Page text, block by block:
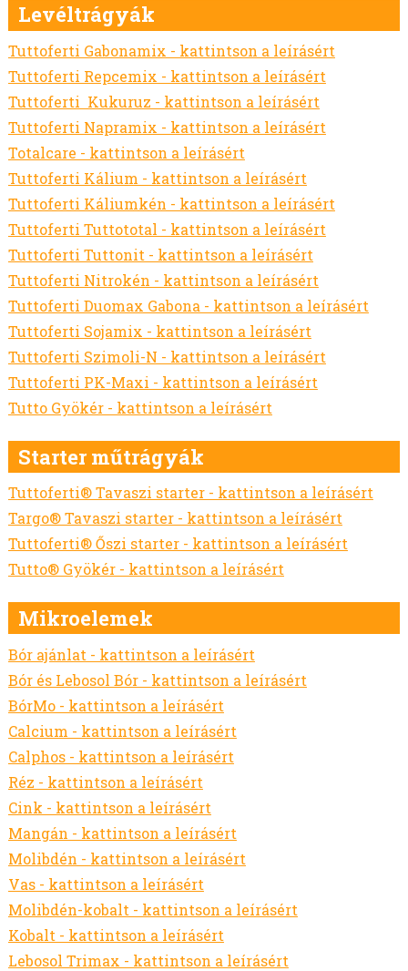
MUSTÁRMAG VETŐMAG
OLAJRETEK VETŐMAG
SOMKÓRÓ VETŐMAG
SZEGLETES LEDNEK
GABONÁK - TAVASZI
GABONÁK - ŐSZI
SZÓJA VETŐMAG
ÉVELŐ ROZS VETŐMAG
REPCE
POHÁNKA/HAJDINA VETŐMAG
GÖRÖGSZÉNA VETŐMAG
CSILLAGFÜRT VETŐMAG
CSICSERIBORSÓ VETŐMAG
LÓBAB VETŐMAG
ŐSZI LENCSE VETŐMAG
OLAJLEN, OLAJTÖK VETŐMAG
FÉNYMAG VETŐMAG
NAPRAFORGÓ VETŐMAG
MÁK VETŐMAG
AKG TÁMOGATÁS
MELORÁCIÓS RETEK VETŐMAG
NÉGERMAG VETŐMAG
Levéltrágyák
Tuttoferti Gabonamix - kattintson a leírásért
Tuttoferti Repcemix - kattintson a leírásért
Tuttoferti Kukuruz - kattintson a leírásért
Tuttoferti Napramix - kattintson a leírásért
Totalcare - kattintson a leírásért
Tuttoferti Kálium - kattintson a leírásért
Tuttoferti Káliumkén - kattintson a leírásért
Tuttoferti Tuttototal - kattintson a leírásért
Tuttoferti Tuttonit - kattintson a leírásért
Tuttoferti Nitrokén - kattintson a leírásért
Tuttoferti Duomax Gabona - kattintson a leírásért
Tuttoferti Sojamix - kattintson a leírásért
Tuttoferti Szimoli-N - kattintson a leírásért
Tuttoferti PK-Maxi - kattintson a leírásért
Tutto Gyökér - kattintson a leírásért
Starter műtrágyák
Tuttoferti® Tavaszi starter - kattintson a leírásért
Targo® Tavaszi starter - kattintson a leírásért
Tuttoferti® Őszi starter - kattintson a leírásért
Tutto® Gyökér - kattintson a leírásért
Mikroelemek
Bór ajánlat - kattintson a leírásért
Bór és Lebosol Bór - kattintson a leírásért
BórMo - kattintson a leírásért
Calcium - kattintson a leírásért
Calphos - kattintson a leírásért
Réz - kattintson a leírásért
Cink - kattintson a leírásért
Mangán - kattintson a leírásért
Molibdén - kattintson a leírásért
Vas - kattintson a leírásért
Molibdén-kobalt - kattintson a leírásért
Kobalt - kattintson a leírásért
Lebosol Trimax - kattintson a leírásért